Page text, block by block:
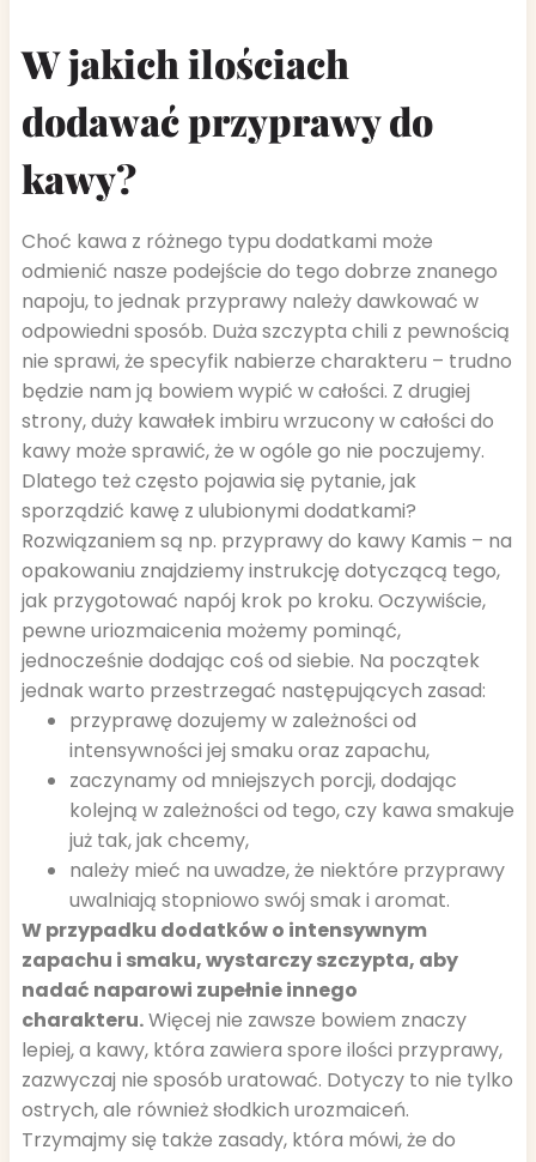
W jakich ilościach
dodawać przyprawy do
kawy?
Choć kawa z różnego typu dodatkami może
odmienić nasze podejście do tego dobrze znanego
napoju, to jednak przyprawy należy dawkować w
odpowiedni sposób. Duża szczypta chili z pewnością
nie sprawi, że specyfik nabierze charakteru – trudno
będzie nam ją bowiem wypić w całości. Z drugiej
strony, duży kawałek imbiru wrzucony w całości do
kawy może sprawić, że w ogóle go nie poczujemy.
Dlatego też często pojawia się pytanie, jak
sporządzić kawę z ulubionymi dodatkami?
Rozwiązaniem są np. przyprawy do kawy Kamis – na
opakowaniu znajdziemy instrukcję dotyczącą tego,
jak przygotować napój krok po kroku. Oczywiście,
pewne uriozmaicenia możemy pominąć,
jednocześnie dodając coś od siebie. Na początek
jednak warto przestrzegać następujących zasad:
przyprawę dozujemy w zależności od
intensywności jej smaku oraz zapachu,
zaczynamy od mniejszych porcji, dodając
kolejną w zależności od tego, czy kawa smakuje
już tak, jak chcemy,
należy mieć na uwadze, że niektóre przyprawy
uwalniają stopniowo swój smak i aromat.
W przypadku dodatków o intensywnym
zapachu i smaku, wystarczy szczypta, aby
nadać naparowi zupełnie innego
charakteru.Więcej nie zawsze bowiem znaczy
lepiej, a kawy, która zawiera spore ilości przyprawy,
zazwyczaj nie sposób uratować. Dotyczy to nie tylko
ostrych, ale również słodkich urozmaiceń.
Trzymajmy się także zasady, która mówi, że do